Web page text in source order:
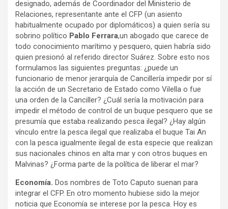
designado, además de Coordinador del Ministerio de
Relaciones, representante ante el CFP (un asiento
habitualmente ocupado por diplomáticos) a quien sería su
sobrino político Pablo Ferrara,un abogado que carece de
todo conocimiento marítimo y pesquero, quien habría sido
quien presionó al referido director Suárez. Sobre esto nos
formulamos las siguientes preguntas: ¿puede un
funcionario de menor jerarquía de Cancillería impedir por sí
la acción de un Secretario de Estado como Vilella o fue
una orden de la Canciller? ¿Cuál sería la motivación para
impedir el método de control de un buque pesquero que se
presumía que estaba realizando pesca ilegal? ¿Hay algún
vínculo entre la pesca ilegal que realizaba el buque Tai An
con la pesca igualmente ilegal de esta especie que realizan
sus nacionales chinos en alta mar y con otros buques en
Malvinas? ¿Forma parte de la política de liberar el mar?
Economía. Dos nombres de Toto Caputo suenan para
integrar el CFP. En otro momento hubiese sido la mejor
noticia que Economía se interese por la pesca. Hoy es